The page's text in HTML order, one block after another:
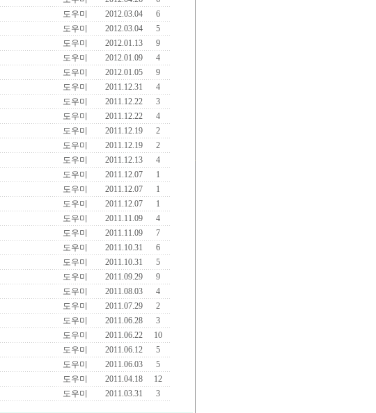
도우미 2012.03.04
6
도우미 2012.03.04
5
도우미 2012.01.13
9
도우미 2012.01.09
4
도우미 2012.01.05
9
도우미 2011.12.31
4
도우미 2011.12.22
3
도우미 2011.12.22
4
도우미 2011.12.19
2
도우미 2011.12.19
2
도우미 2011.12.13
4
도우미 2011.12.07
1
도우미 2011.12.07
1
도우미 2011.12.07
1
도우미 2011.11.09
4
도우미 2011.11.09
7
도우미 2011.10.31
6
도우미 2011.10.31
5
도우미 2011.09.29
9
도우미 2011.08.03
4
도우미 2011.07.29
2
도우미 2011.06.28
3
도우미 2011.06.22
10
도우미 2011.06.12
5
도우미 2011.06.03
5
도우미 2011.04.18
12
도우미 2011.03.31 3